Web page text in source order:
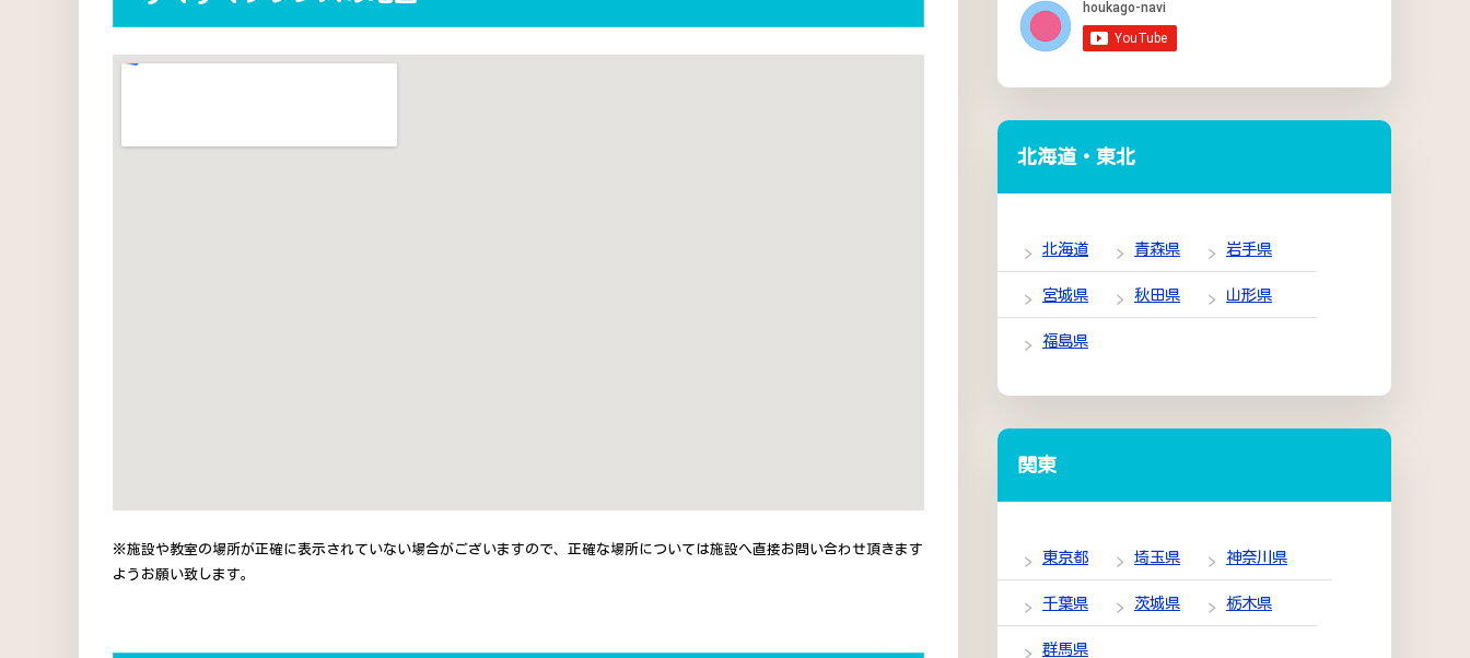
※施設や教室の場所が正確に表示されていない場合がございますので、正確な場所については施設へ直接お問い合わせ頂きます
ようお願い致します。
北海道・東北
北海道 青森県 岩手県
宮城県 秋田県 山形県
福島県
関東
東京都 埼玉県 神奈川県
千葉県 茨城県 栃木県
群馬県